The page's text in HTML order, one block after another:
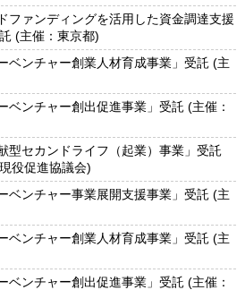
ファンディングを活用した資金調達支援
(主催：東京都)
ベンチャー創業人材育成事業」受託 (主
ベンチャー創出促進事業」受託 (主催：
型セカンドライフ（起業）事業」受託
役促進協議会)
ベンチャー事業展開支援事業」受託 (主
ベンチャー創業人材育成事業」受託 (主
ベンチャー創出促進事業」受託 (主催：